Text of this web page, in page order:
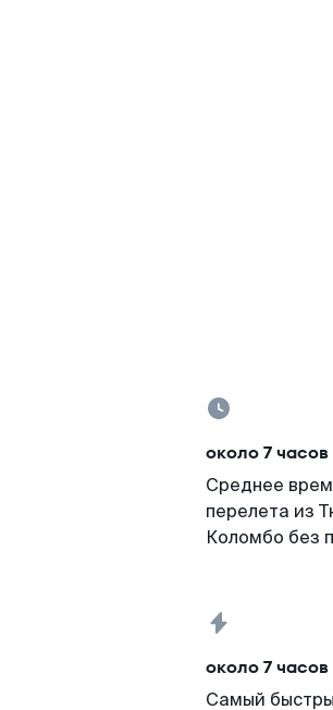
около 7 часов
Среднее
перелета из
Коломбо без
около 7 часов
Самый